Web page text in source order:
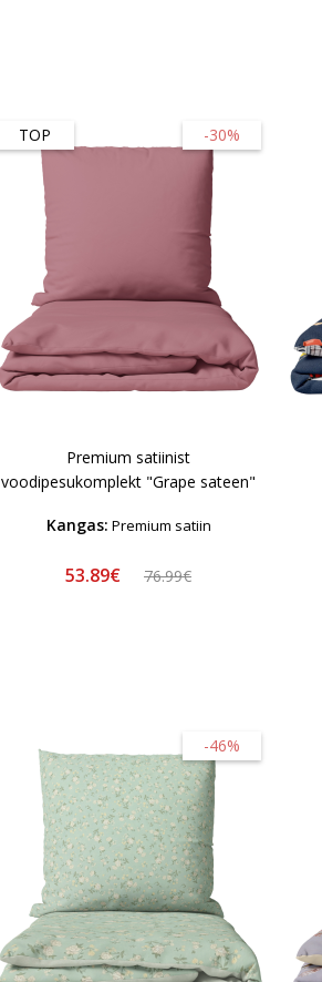
-30%
TOP
Premium satiinist
voodipesukomplekt "Grape sateen"
Kangas: Premium satiin
53.89€ 76.99€
-46%